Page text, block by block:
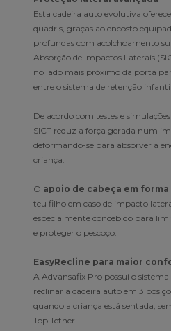
Esta cadeira auto evolutiva
quadris, graças ao encosto
profundas com acolchoamento
Absorção de Impactos Laterais
no lado mais próximo da porta
entre o sistema de retenção
De acordo com testes e
SICT reduz a força gerada num
deformando-se para absorver a
criança.
O apoio de cabeça em forma
teu filho em caso de impacto
especialmente concebido para
e proteger o pescoço.
EasyRecline para maior
A Advansafix Pro possui o
reclinar a cadeira auto em 3
quando a criança está sentada,
Top Tether.